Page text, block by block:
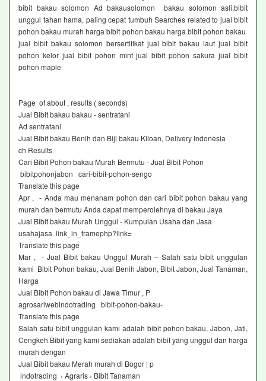
bibit bakau solomon Ad bakausolomon bakau solomon asli,bibit
unggul tahan hama, paling cepat tumbuh Searches related to jual bibit
pohon bakau murah harga bibit pohon bakau harga bibit pohon bakau
jual bibit bakau solomon bersertifikat jual bibit bakau laut jual bibit
pohon kelor jual bibit pohon mint jual bibit pohon sakura jual bibit
pohon maple
Page of about , results ( seconds)
Jual Bibit bakau bakau - sentratani ‎
Ad sentratani ‎
Jual Bibit bakau Benih dan Biji bakau Kiloan, Delivery Indonesia
ch Results
Cari Bibit Pohon bakau Murah Bermutu - Jual Bibit Pohon
bibitpohonjabon cari-bibit-pohon-sengo
Translate this page
Apr , - Anda mau menanam pohon dan cari bibit pohon bakau yang
murah dan bermutu Anda dapat memperolehnya di bakau Jaya
Jual Bibit bakau Murah Unggul - Kumpulan Usaha dan Jasa
usahajasa link_in_framephp?link=
Translate this page
Mar , - Jual Bibit bakau Unggul Murah – Salah satu bibit unggulan
kami Bibit Pohon bakau, Jual Benih Jabon, Bibit Jabon, Jual Tanaman,
Harga
Jual Bibit Pohon bakau di Jawa Timur , P
agrosariwebindotrading bibit-pohon-bakau-
Translate this page
Salah satu bibit unggulan kami adalah bibit pohon bakau, Jabon, Jati,
Cengkeh Bibit yang kami sediakan adalah bibit yang unggul dan harga
murah dengan
Jual Bibit bakau Merah murah di Bogor | p
indotrading › Agraris › Bibit Tanaman